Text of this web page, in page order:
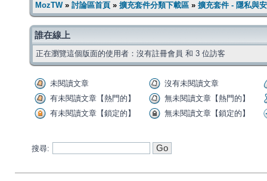
MozTW» 討論區首頁 » 擴充套件分類下載區 » 擴充套件 - 隱私與
誰在線上
正在瀏覽這個版面的使用者：沒有註冊會員 和 3 位訪客
未閱讀文章
沒有未閱讀文章
有未閱讀文章【熱門的】
無未閱讀文章【熱門的】
有未閱讀文章【鎖定的】
無未閱讀文章【鎖定的】
搜尋: